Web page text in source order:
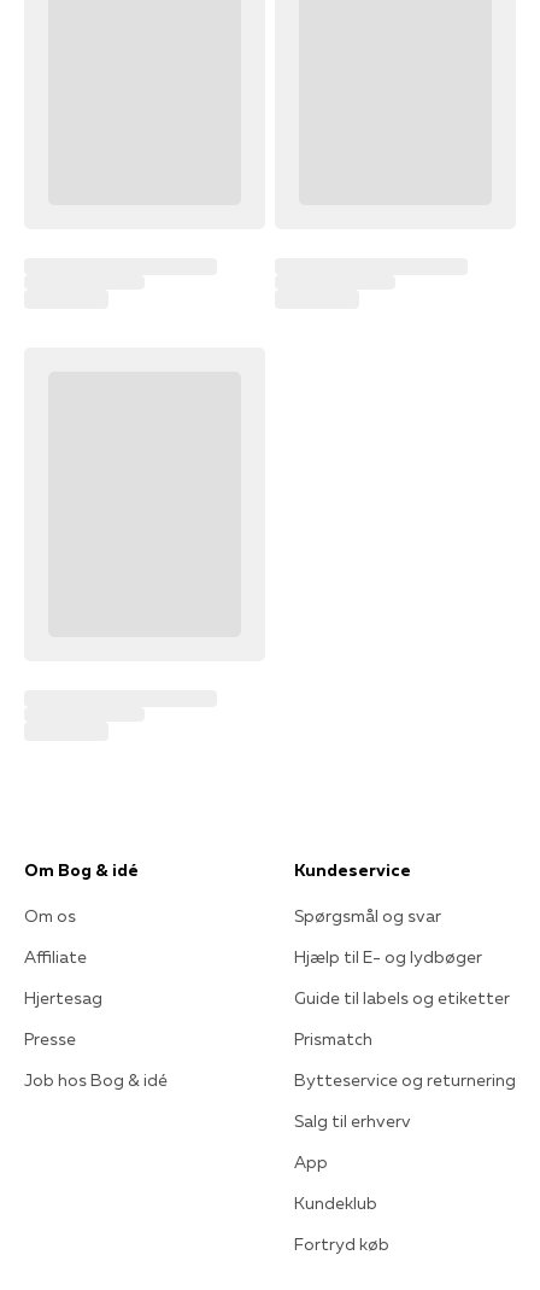
Om Bog & idé
Om os
Affiliate
Hjertesag
Presse
Job hos Bog & idé
Kundeservice
Spørgsmål og svar
Hjælp til E- og lydbøger
Guide til labels og etiketter
Prismatch
Bytteservice og returnering
Salg til erhverv
App
Kundeklub
Fortryd køb